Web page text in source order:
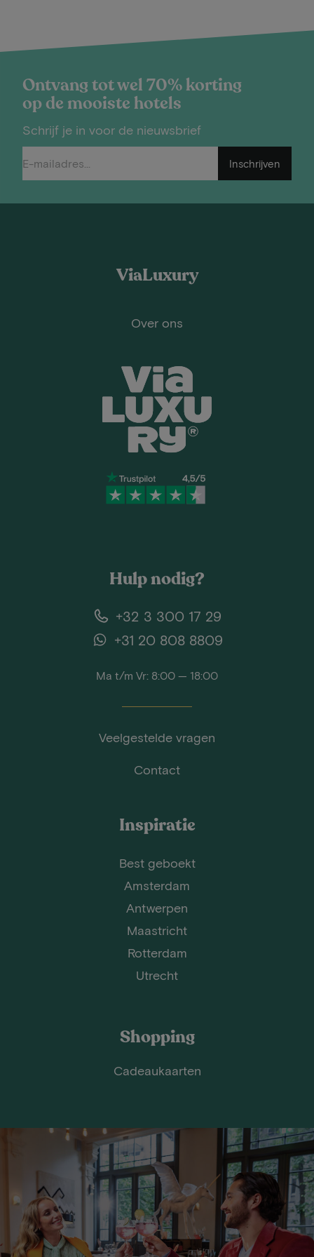
Ontvang tot wel 70% korting
op de mooiste hotels
Schrijf je in voor de nieuwsbrief
Inschrijven
ViaLuxury
Over ons
Hulp nodig?
+32 3 300 17 29
+31 20 808 8809
Ma t/m Vr: 8:00 — 18:00
Veelgestelde vragen
Contact
Inspiratie
Best geboekt
Amsterdam
Antwerpen
Maastricht
Rotterdam
Utrecht
Shopping
Cadeaukaarten